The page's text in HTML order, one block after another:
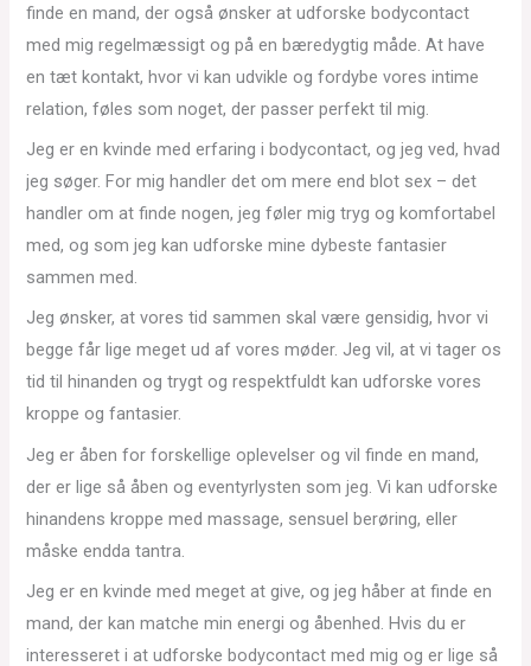
finde en mand, der også ønsker at udforske bodycontact
med mig regelmæssigt og på en bæredygtig måde. At have
en tæt kontakt, hvor vi kan udvikle og fordybe vores intime
relation, føles som noget, der passer perfekt til mig.
Jeg er en kvinde med erfaring i bodycontact, og jeg ved, hvad
jeg søger. For mig handler det om mere end blot sex – det
handler om at finde nogen, jeg føler mig tryg og komfortabel
med, og som jeg kan udforske mine dybeste fantasier
sammen med.
Jeg ønsker, at vores tid sammen skal være gensidig, hvor vi
begge får lige meget ud af vores møder. Jeg vil, at vi tager os
tid til hinanden og trygt og respektfuldt kan udforske vores
kroppe og fantasier.
Jeg er åben for forskellige oplevelser og vil finde en mand,
der er lige så åben og eventyrlysten som jeg. Vi kan udforske
hinandens kroppe med massage, sensuel berøring, eller
måske endda tantra.
Jeg er en kvinde med meget at give, og jeg håber at finde en
mand, der kan matche min energi og åbenhed. Hvis du er
interesseret i at udforske bodycontact med mig og er lige så